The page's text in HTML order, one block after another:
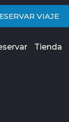
VIAJE
Tienda